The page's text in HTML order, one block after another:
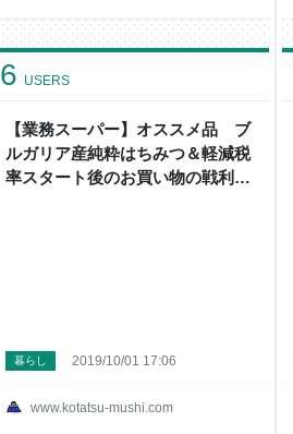
【業務スーパー】オススメ品 ブ
ルガリア産純粋はちみつ＆軽減税
率スタート後のお買い物の戦利品
6 USERS
www.kotatsu-mushi.com
暮らし 2019/10/01 17:06